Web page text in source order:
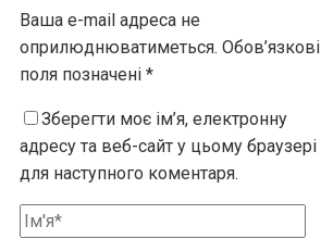
Ваша e-mail адреса не
оприлюднюватиметься. Обов’язкові
поля позначені *
Зберегти моє ім’я, електронну
адресу та веб-сайт у цьому браузері
для наступного коментаря.